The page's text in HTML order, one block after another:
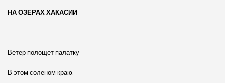
НА ОЗЕРАХ ХАКАСИИ
Ветер полощет палатку
В этом соленом краю.